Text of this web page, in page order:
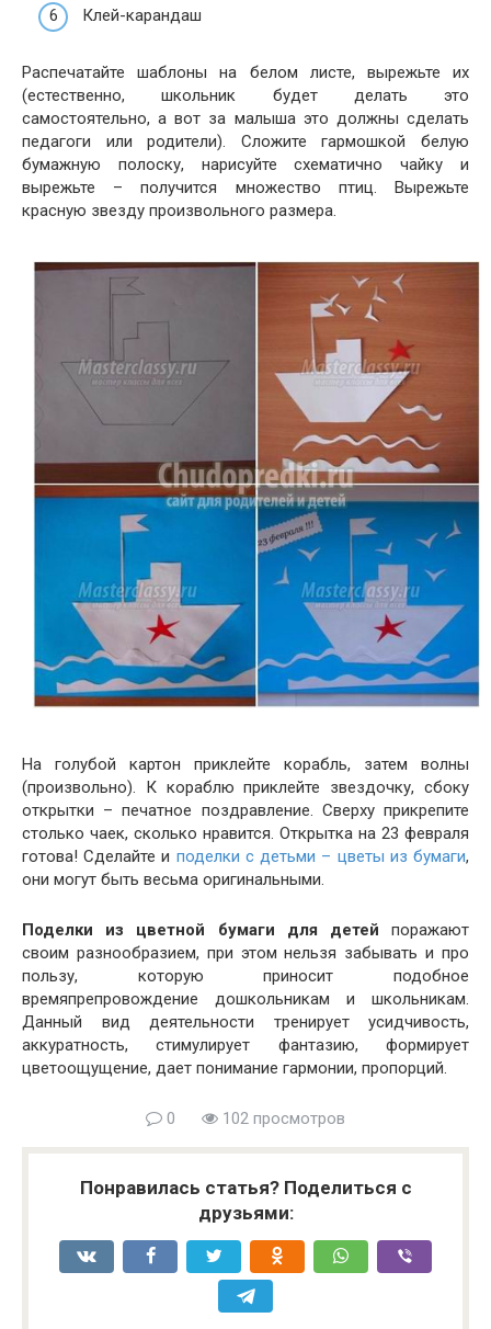
Клей-карандаш
Распечатайте шаблоны на белом листе, вырежьте их
(естественно, школьник будет делать это
самостоятельно, а вот за малыша это должны сделать
педагоги или родители). Сложите гармошкой белую
бумажную полоску, нарисуйте схематично чайку и
вырежьте – получится множество птиц. Вырежьте
красную звезду произвольного размера.
На голубой картон приклейте корабль, затем волны
(произвольно). К кораблю приклейте звездочку, сбоку
открытки – печатное поздравление. Сверху прикрепите
столько чаек, сколько нравится. Открытка на 23 февраля
готова! Сделайте и поделки с детьми – цветы из бумаги,
они могут быть весьма оригинальными.
Поделки из цветной бумаги для детей поражают
своим разнообразием, при этом нельзя забывать и про
пользу, которую приносит подобное
времяпрепровождение дошкольникам и школьникам.
Данный вид деятельности тренирует усидчивость,
аккуратность, стимулирует фантазию, формирует
цветоощущение, дает понимание гармонии, пропорций.
0 102 просмотров
Понравилась статья? Поделиться с
друзьями: